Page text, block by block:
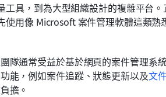
具，到為大型組織設計的複雜平台
用像 Microsoft 案件管理軟體這類熟
隊通常受益於基於網頁的案件管理系
能，例如案件追蹤、狀態更新以及文
擔。